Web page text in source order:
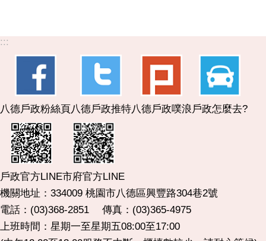
:::
八德戶政粉絲頁八德戶政推特八德戶政噗浪戶政怎麼去?
戶政官方LINE市府官方LINE
機關地址：334009 桃園市八德區興豐路304巷2號
電話：(03)368-2851 傳真：(03)365-4975
上班時間：星期一至星期五08:00至17:00